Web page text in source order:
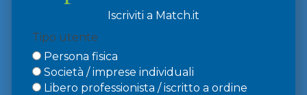
Iscriviti a Match.it
Tipo utente
Persona fisica
Società / imprese individuali
Libero professionista / iscritto a ordine